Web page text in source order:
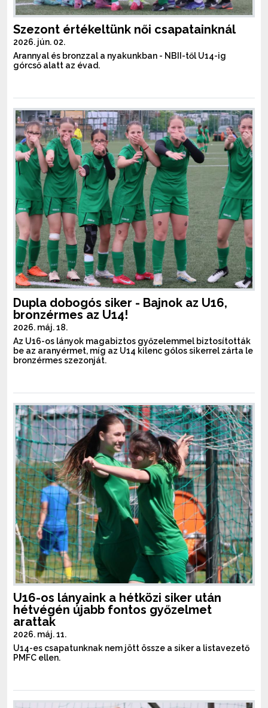
Szezont értékeltünk női csapatainknál
2026. jún. 02.
Arannyal és bronzzal a nyakunkban - NBII-től U14-ig
górcső alatt az évad.
Dupla dobogós siker - Bajnok az U16,
bronzérmes az U14!
2026. máj. 18.
Az U16-os lányok magabiztos győzelemmel biztosították
be az aranyérmet, míg az U14 kilenc gólos sikerrel zárta le
bronzérmes szezonját.
U16-os lányaink a hétközi siker után
hétvégén újabb fontos győzelmet
arattak
2026. máj. 11.
U14-es csapatunknak nem jött össze a siker a listavezető
PMFC ellen.